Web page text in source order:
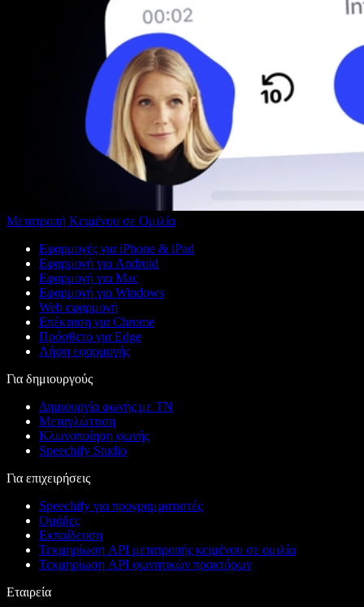
Μετατροπή Κειμένου σε Ομιλία
Εφαρμογές για iPhone & iPad
Εφαρμογή για Android
Εφαρμογή για Mac
Εφαρμογή για Windows
Web εφαρμογή
Επέκταση για Chrome
Πρόσθετο για Edge
Λήψη εφαρμογής
Για δημιουργούς
Δημιουργία φωνής με ΤΝ
Μεταγλώττιση
Κλωνοποίηση φωνής
Speechify Studio
Για επιχειρήσεις
Speechify για προγραμματιστές
Ομάδες
Εκπαίδευση
Τεκμηρίωση API μετατροπής κειμένου σε ομιλία
Τεκμηρίωση API φωνητικών πρακτόρων
Εταιρεία